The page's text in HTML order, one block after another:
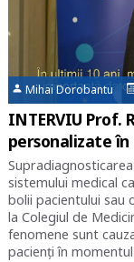
Mihai Dorobantu
INTERVIU Prof.
personalizate
sistemului medical
bolii pacientului sau
la Colegiul de
fenomene sunt
pacienți în